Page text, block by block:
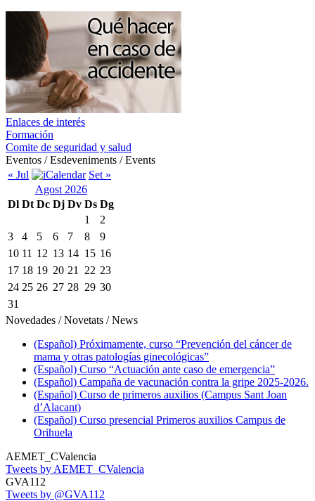
Enlaces de interés
Formación
Comite de seguridad y salud
Eventos / Esdeveniments / Events
« Jul
Set »
Agost 2026
Dl Dt Dc Dj Dv Ds Dg
1
2
3
4 5 6 7 8
9
10 11 12 13 14 15 16
17 18 19 20 21 22 23
24 25 26 27 28 29 30
31
Novedades / Novetats / News
(Español) Próximamente, curso “Prevención del cáncer de
mama y otras patologías ginecológicas”
(Español) Curso “Actuación ante caso de emergencia”
(Español) Campaña de vacunación contra la gripe 2025-2026.
(Español) Curso de primeros auxilios (Campus Sant Joan
d’Alacant)
(Español) Curso presencial Primeros auxilios Campus de
Orihuela
AEMET_CValencia
Tweets by AEMET_CValencia
GVA112
Tweets by @GVA112